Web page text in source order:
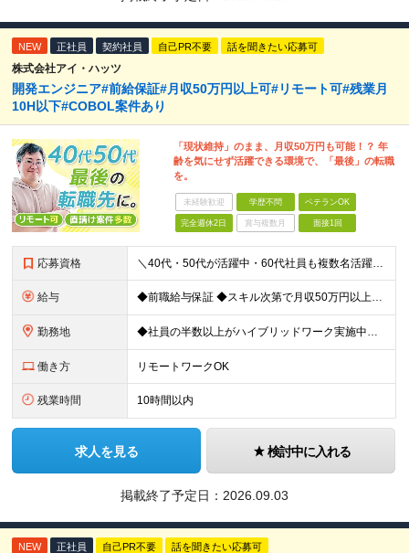
NEW 正社員 契約社員 自己PR不要 話を聞きたい応募可
株式会社アイ・ハッツ
開発エンジニア#前給保証#月収50万円以上可#リモート可#残業月
10H以下#COBOL案件あり
「現状維持」のまま、月収50万円も可能！？ 年
齢を気にせず活躍できる環境で、「最後」の転職
を。
未経験歓迎 学歴不問 ベテランOK
完全週休2日 賞与複数月 面接1回
応募資格 ＼40代・50代が活躍中・60代社員も複数名活躍中／ ◆何らかの開発経験が1年以上ある方 ◆学歴不問 ≪多彩な案件をご用意≫ Java、PHP、C、C⁺⁺、COBOLなどを活かせる案件多数！ これま
給与 ◆前職給与保証 ◆スキル次第で月収50万円以上も可能！ 年俸制：400万円～700万円 ※経験、スキル、前職年収等を考慮の上、当社規定により優遇 ※12分割（月額33万円以上）した金額を毎月支給
勤務地 ◆社員の半数以上がハイブリッドワーク実施中！ ※週2日～3日リモート／週2日～3日出社 ■東京都、神奈川県、埼玉県、千葉県の各プロジェクト先 ※希望を伺い、相談の上で決定します ≪本社≫ 東京
働き方 リモートワークOK
残業時間 10時間以内
求人を見る 検討中に入れる
掲載終了予定日： 2026.09.03
NEW 正社員 自己PR不要 話を聞きたい応募可